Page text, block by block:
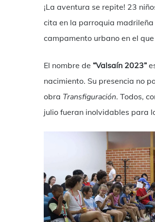
¡La aventura se repite! 23
cita en la parroquia
campamento urbano en el
El nombre de “Valsaín 2023”
nacimiento. Su presencia no
obra Transfiguración. Todos,
julio fueran inolvidables para